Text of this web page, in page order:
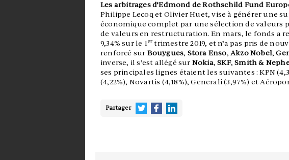
Les arbitrages d’Edmond de Rothschild Fund
Philippe Lecoq et Olivier Huet, vise à générer une
économique complet par une sélection de valeurs
de valeurs en restructuration. En mars, le fonds a
9,34% sur le 1er trimestre 2019, et n’a pas pris de
renforcé sur Bouygues, Stora Enso, Akzo Nobel,
inverse, il s’est allégé sur Nokia,SKF,Smith &
ses principales lignes étaient les suivantes : KPN
(4,22%), Novartis (4,18%), Generali (3,97%) et
Partager